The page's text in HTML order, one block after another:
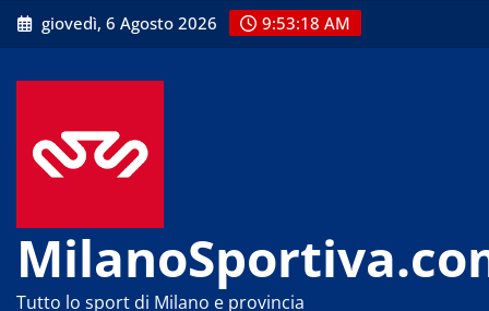
Skip
to
giovedì, 6 Agosto 2026 9:53:19 AM
Tutto lo sport di Milano e provincia